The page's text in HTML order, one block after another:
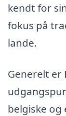
kendt for
fokus på
lande.
Generelt er
belgiske